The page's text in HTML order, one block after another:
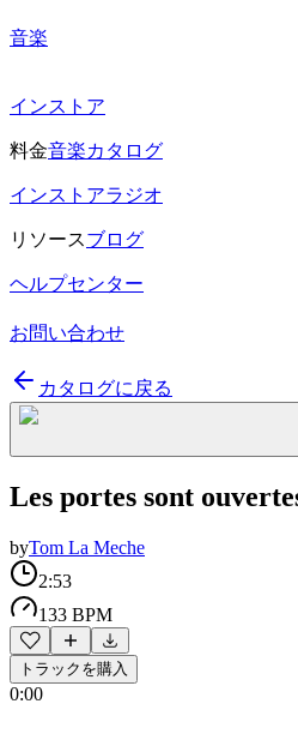
音楽
インストア
料金音楽カタログ
インストアラジオ
リソースブログ
ヘルプセンター
お問い合わせ
カタログに戻る
Les portes sont
byTom La Meche
2:53
133 BPM
トラックを購入
0:00